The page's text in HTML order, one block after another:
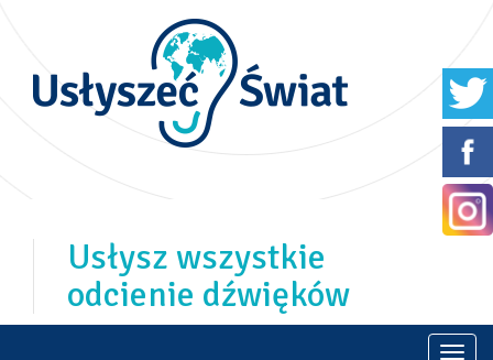
Usłysz wszystkie
odcienie dźwięków